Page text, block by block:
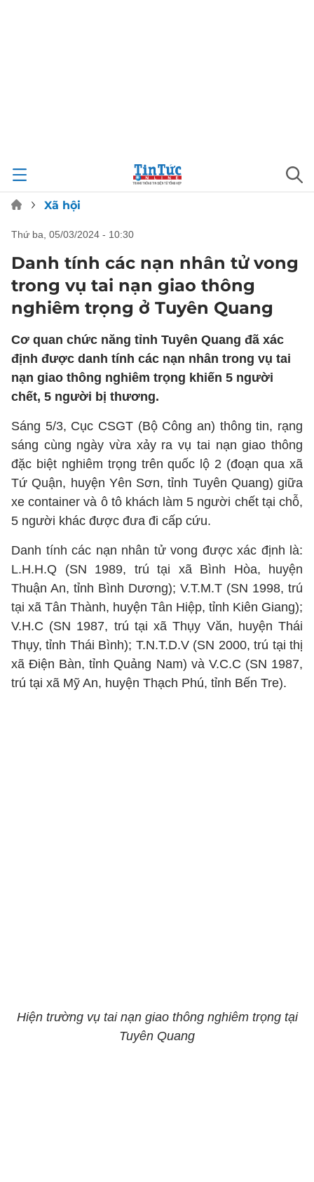
Xã hội
thứ ba, 05/03/2024 - 10:30
Danh tính các nạn nhân tử vong
trong vụ tai nạn giao thông
nghiêm trọng ở Tuyên Quang
Cơ quan chức năng tỉnh Tuyên Quang đã xác
định được danh tính các nạn nhân trong vụ tai
nạn giao thông nghiêm trọng khiến 5 người
chết, 5 người bị thương.
Sáng 5/3, Cục CSGT (Bộ Công an) thông tin, rạng
sáng cùng ngày vừa xảy ra vụ tai nạn giao thông
đặc biệt nghiêm trọng trên quốc lộ 2 (đoạn qua xã
Tứ Quận, huyện Yên Sơn, tỉnh Tuyên Quang) giữa
xe container và ô tô khách làm 5 người chết tại chỗ,
5 người khác được đưa đi cấp cứu.
Danh tính các nạn nhân tử vong được xác định là:
L.H.H.Q (SN 1989, trú tại xã Bình Hòa, huyện
Thuận An, tỉnh Bình Dương); V.T.M.T (SN 1998, trú
tại xã Tân Thành, huyện Tân Hiệp, tỉnh Kiên Giang);
V.H.C (SN 1987, trú tại xã Thụy Văn, huyện Thái
Thụy, tỉnh Thái Bình); T.N.T.D.V (SN 2000, trú tại thị
xã Điện Bàn, tỉnh Quảng Nam) và V.C.C (SN 1987,
trú tại xã Mỹ An, huyện Thạch Phú, tỉnh Bến Tre).
Hiện trường vụ tai nạn giao thông nghiêm trọng tại
Tuyên Quang